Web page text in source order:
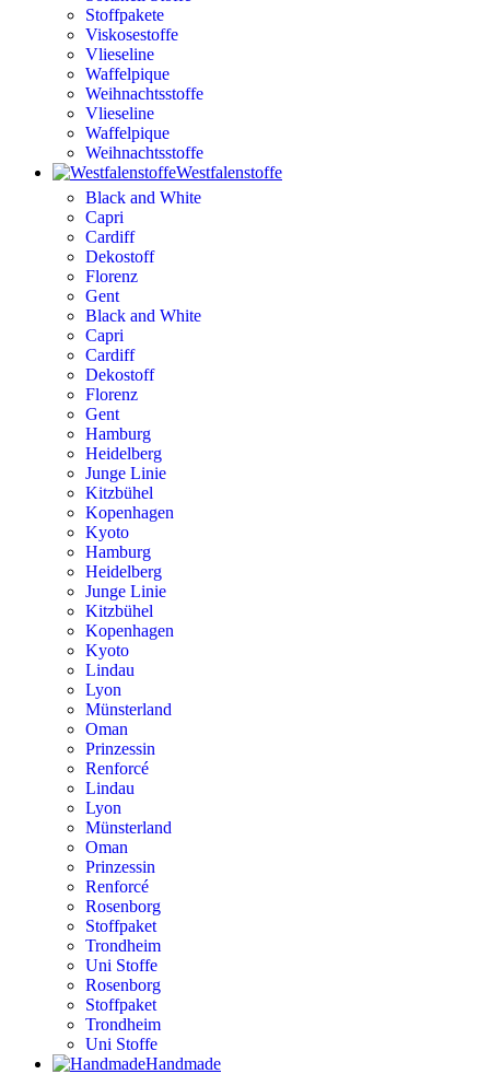
Stoffpakete
Viskosestoffe
Vlieseline
Waffelpique
Weihnachtsstoffe
Vlieseline
Waffelpique
Weihnachtsstoffe
Westfalenstoffe
Black and White
Capri
Cardiff
Dekostoff
Florenz
Gent
Black and White
Capri
Cardiff
Dekostoff
Florenz
Gent
Hamburg
Heidelberg
Junge Linie
Kitzbühel
Kopenhagen
Kyoto
Hamburg
Heidelberg
Junge Linie
Kitzbühel
Kopenhagen
Kyoto
Lindau
Lyon
Münsterland
Oman
Prinzessin
Renforcé
Lindau
Lyon
Münsterland
Oman
Prinzessin
Renforcé
Rosenborg
Stoffpaket
Trondheim
Uni Stoffe
Rosenborg
Stoffpaket
Trondheim
Uni Stoffe
Handmade